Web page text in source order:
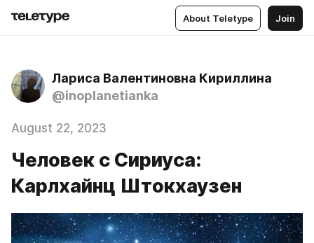
About Teletype Join
Лариса Валентиновна Кириллина
@inoplanetianka
August 22, 2023
Человек с Сириуса:
Карлхайнц Штокхаузен